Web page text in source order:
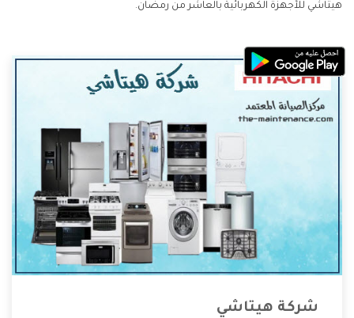
هيتاشي للأجهزة الكهربائية بالعاشر من رمضان.
شركة هيتاشي